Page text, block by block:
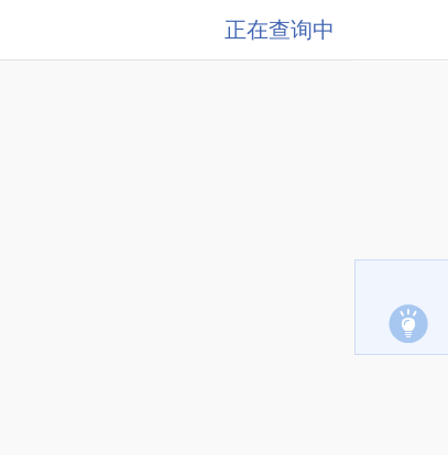
正在查询中